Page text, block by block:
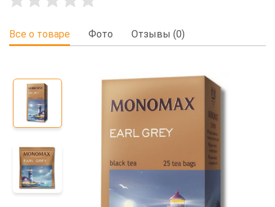
Все о товаре Фото Отзывы (0)